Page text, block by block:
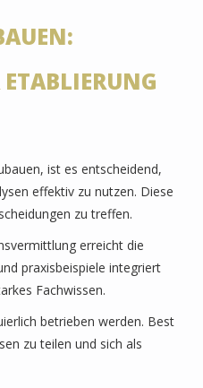
ist es entscheidend,
effektiv zu nutzen. Diese
zu treffen.
erreicht die
praxisbeispiele integriert
Fachwissen.
betrieben werden. Best
zu teilen und sich als